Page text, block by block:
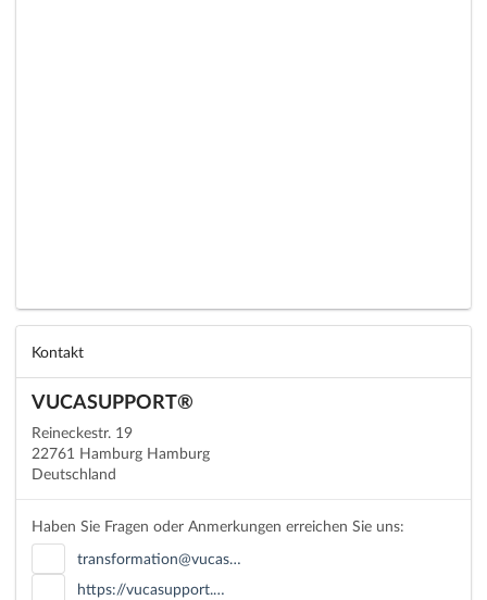
Kontakt
VUCASUPPORT®
Reineckestr. 19
22761 Hamburg Hamburg
Deutschland
Haben Sie Fragen oder Anmerkungen erreichen Sie uns:
transformation@vucas…
https://vucasupport.…